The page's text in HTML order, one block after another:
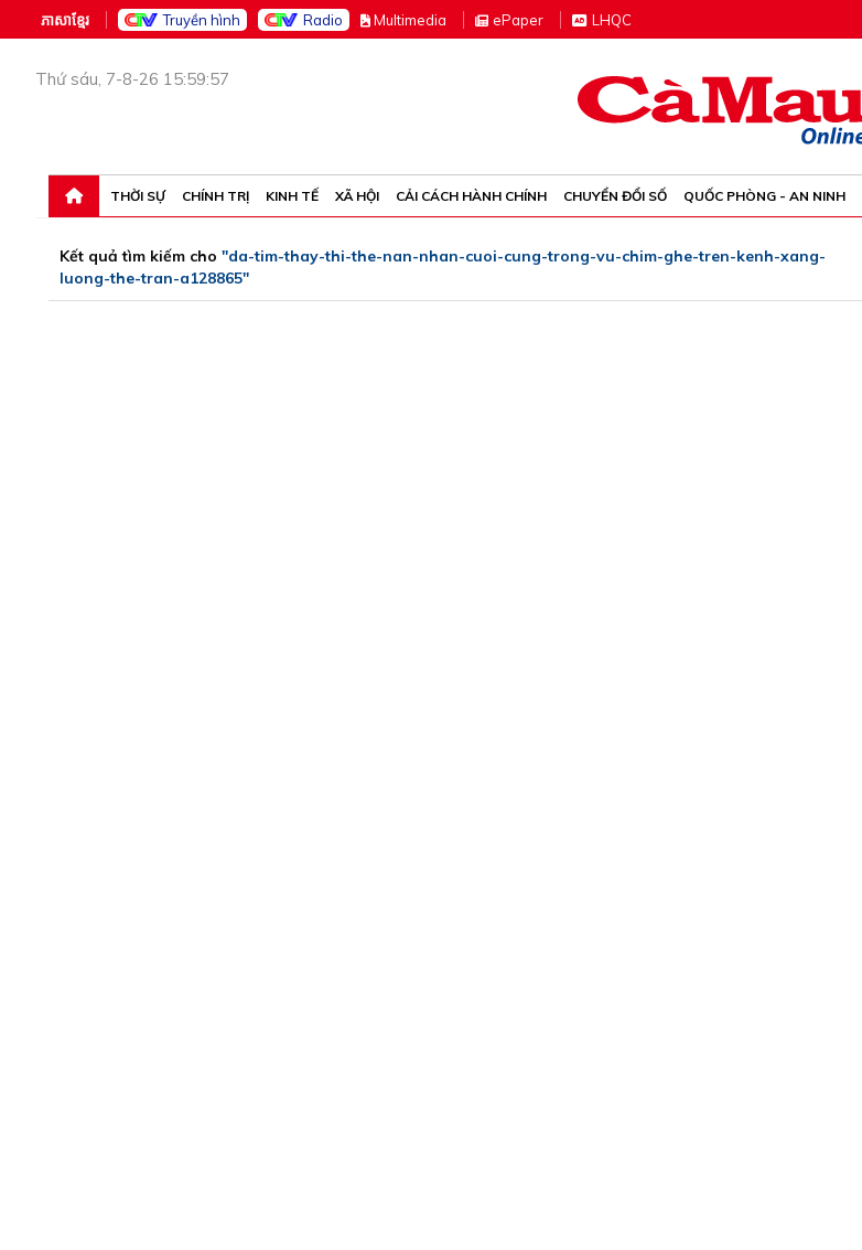
ភាសាខ្មែរ Truyền hình Radio Multimedia ePaper LHQC
Thứ sáu, 7-8-26 15:59:57
THỜI SỰ CHÍNH TRỊ KINH TẾ XÃ HỘI CẢI CÁCH HÀNH CHÍNH CHUYỂN ĐỔI SỐ QUỐC PHÒNG - AN NINH
Kết quả tìm kiếm cho "da-tim-thay-thi-the-nan-nhan-cuoi-cung-trong-vu-chim-ghe-tren-kenh-xang-
luong-the-tran-a128865"